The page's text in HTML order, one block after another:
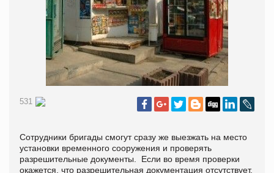
531
Сотрудники бригады смогут сразу же выезжать на место
установки временного сооружения и проверять
разрешительные документы. Если во время проверки
окажется, что разрешительная документация отсутствует,